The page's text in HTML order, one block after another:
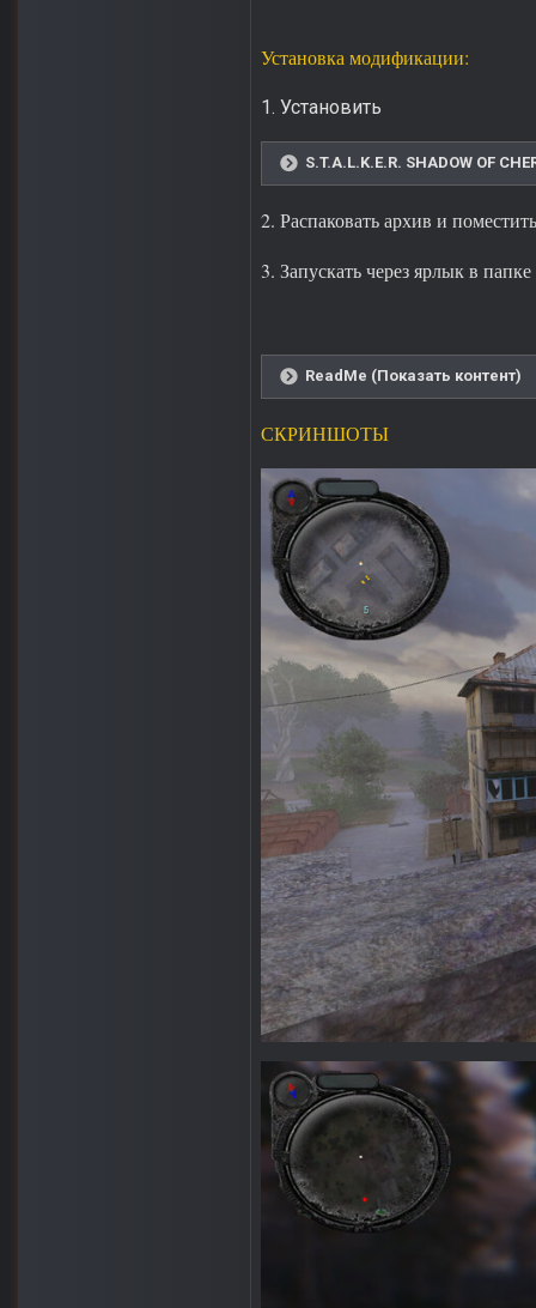
Установка модификации:
1. Установить
S.T.A.L.K.E.R. SHADOW OF
2. Распаковать архив и
3. Запускать через ярлык в
ReadMe (Показать контент)
СКРИНШОТЫ